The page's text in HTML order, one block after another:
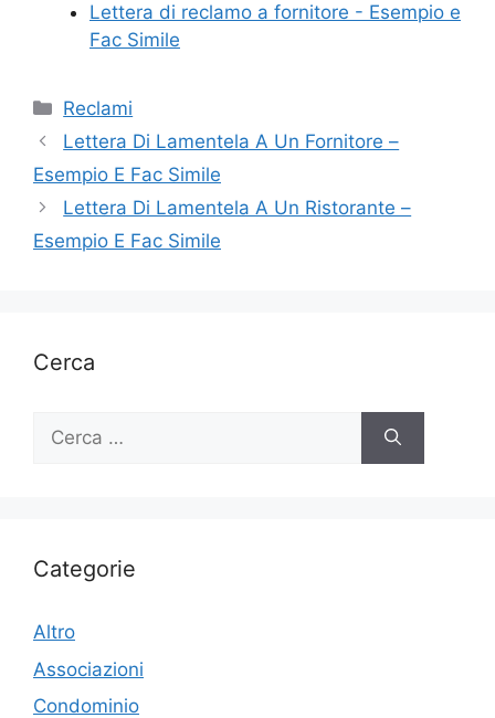
Lettera di reclamo a fornitore - Esempio e
Fac Simile
Categorie
Reclami
Lettera Di Lamentela A Un Fornitore –
Esempio E Fac Simile
Lettera Di Lamentela A Un Ristorante –
Esempio E Fac Simile
Cerca
Ricerca
Categorie
Altro
Associazioni
Condominio